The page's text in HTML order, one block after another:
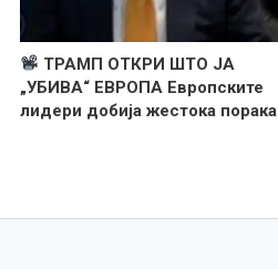
ТРАМП ОТКРИ ШТО ЈА
„УБИВА“ ЕВРОПА Европските
лидери добија жестока порака